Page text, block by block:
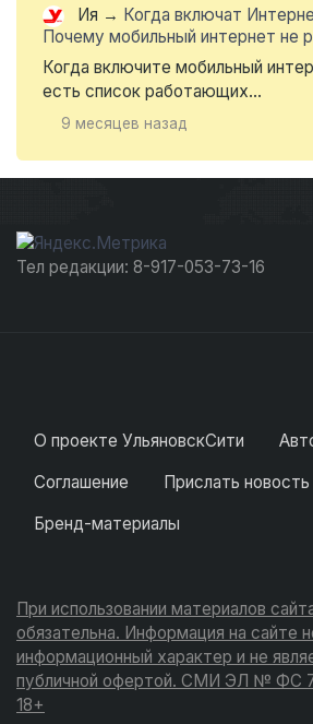
Ия → Когда включат
Почему мобильный интернет не
Когда включите мобильный
есть список работающих...
9 месяцев назад
Тел редакции: 8-917-053-73-16
О проекте УльяновскСити
Соглашение
Прислать новость
Бренд-материалы
При использовании материалов
обязательна. Информация на сайте
информационный характер и не
публичной офертой. СМИ ЭЛ № ФС
18+